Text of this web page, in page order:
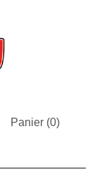
Panier (0)